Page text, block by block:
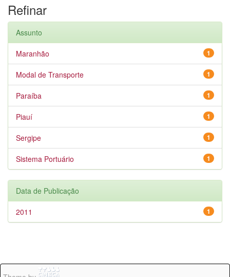
Refinar
Assunto
1
Maranhão
1
Modal de Transporte
1
Paraíba
1
Piauí
1
Sergipe
1
Sistema Portuário
Data de Publicação
1
2011